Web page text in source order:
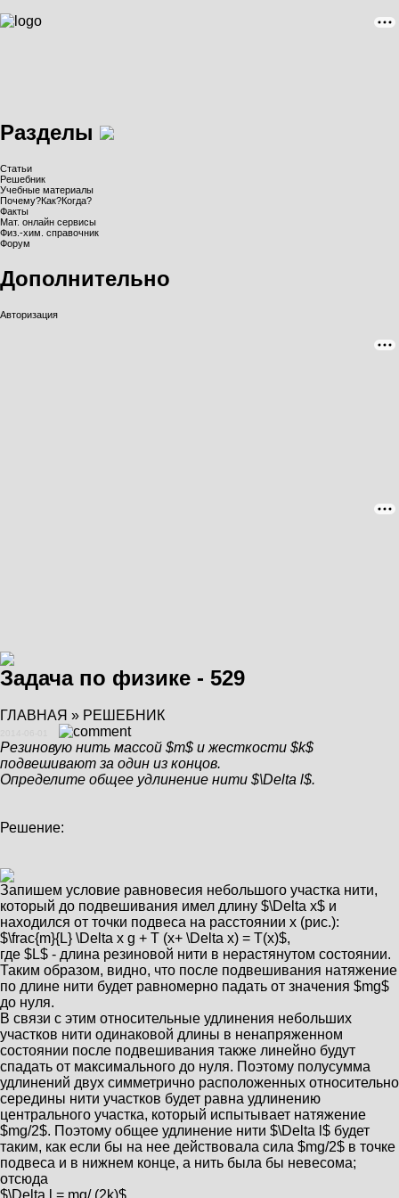
Разделы
Статьи
Решебник
Учебные материалы
Почему?Как?Когда?
Факты
Мат. онлайн сервисы
Физ.-хим. справочник
Форум
Дополнительно
Авторизация
Задача по физике - 529
ГЛАВНАЯ » РЕШЕБНИК
Резиновую нить массой $m$ и жесткости $k$
подвешивают за один из концов.
Определите общее удлинение нити $\Delta l$.
Решение:
Запишем условие равновесия небольшого участка нити,
который до подвешивания имел длину $\Delta x$ и
находился от точки подвеса на расстоянии х (рис.):
$\frac{m}{L} \Delta x g + T (x+ \Delta x) = T(x)$,
где $L$ - длина резиновой нити в нерастянутом состоянии.
Таким образом, видно, что после подвешивания натяжение
по длине нити будет равномерно падать от значения $mg$
до нуля.
В связи с этим относительные удлинения небольших
участков нити одинаковой длины в ненапряженном
состоянии после подвешивания также линейно будут
спадать от максимального до нуля. Поэтому полусумма
удлинений двух симметрично расположенных относительно
середины нити участков будет равна удлинению
центрального участка, который испытывает натяжение
$mg/2$. Поэтому общее удлинение нити $\Delta l$ будет
таким, как если бы на нее действовала сила $mg/2$ в точке
подвеса и в нижнем конце, а нить была бы невесома;
отсюда